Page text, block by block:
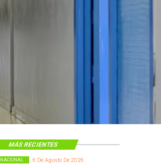
6 De Agosto De 2026
NACIONAL
MÁS RECIENTES